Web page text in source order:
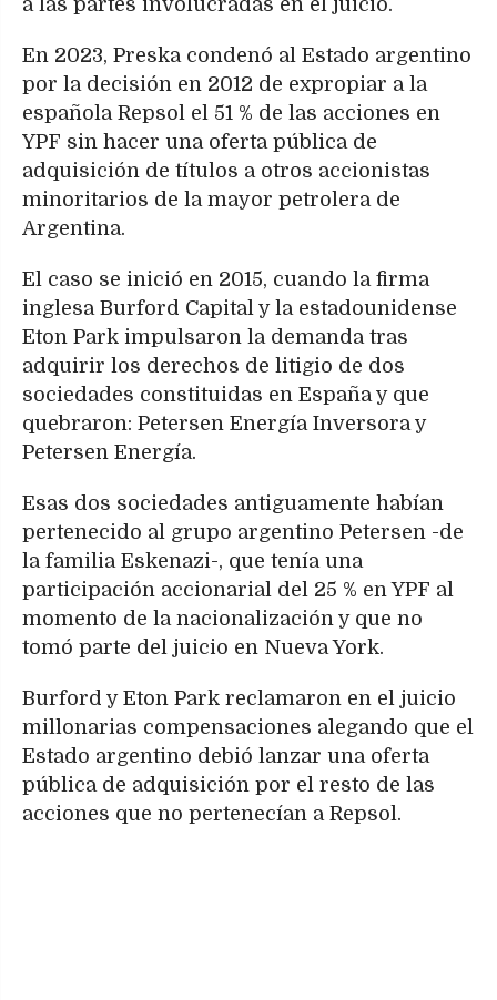
En 2023, Preska condenó al Estado argentino
por la decisión en 2012 de expropiar a la
española Repsol el 51 % de las acciones en
YPF sin hacer una oferta pública de
adquisición de títulos a otros accionistas
minoritarios de la mayor petrolera de
Argentina.
El caso se inició en 2015, cuando la firma
inglesa Burford Capital y la estadounidense
Eton Park impulsaron la demanda tras
adquirir los derechos de litigio de dos
sociedades constituidas en España y que
quebraron: Petersen Energía Inversora y
Petersen Energía.
Esas dos sociedades antiguamente habían
pertenecido al grupo argentino Petersen -de
la familia Eskenazi-, que tenía una
participación accionarial del 25 % en YPF al
momento de la nacionalización y que no
tomó parte del juicio en Nueva York.
Burford y Eton Park reclamaron en el juicio
millonarias compensaciones alegando que el
Estado argentino debió lanzar una oferta
pública de adquisición por el resto de las
acciones que no pertenecían a Repsol.